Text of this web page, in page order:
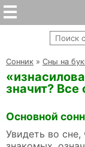
Cонник » Сны на
значит? Все
Основной
Увидеть во сне,